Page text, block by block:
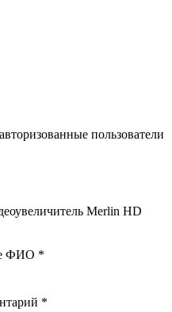
пользователи
Merlin HD
ФИО *
*